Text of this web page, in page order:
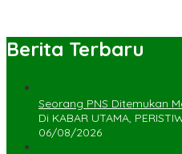
Berita Terbaru
Seorang PNS Ditemukan
Di KABAR UTAMA,
06/08/2026